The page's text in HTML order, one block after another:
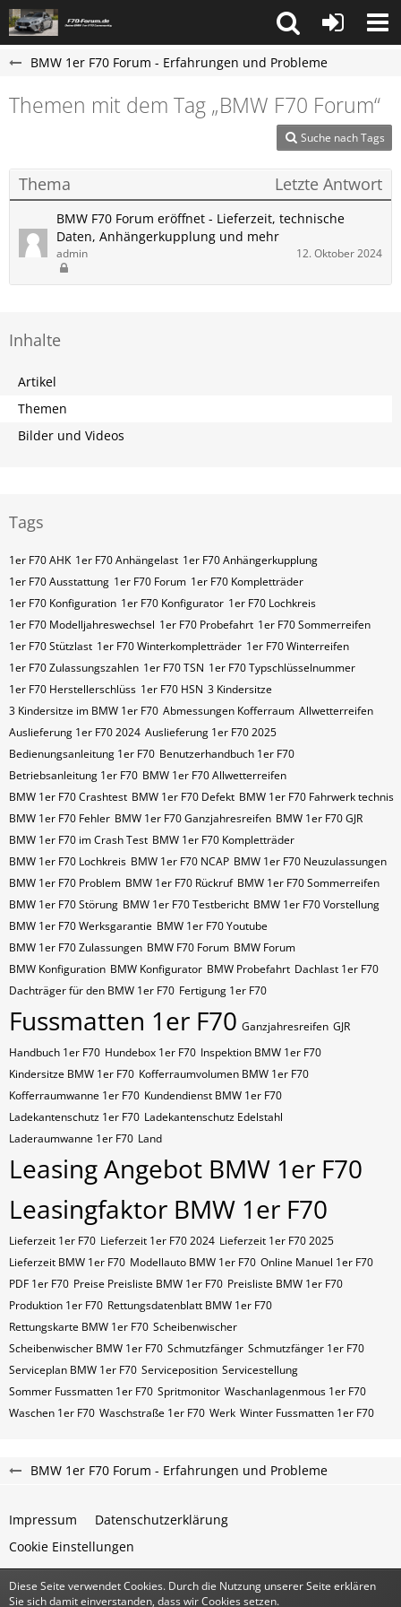
BMW 1er F70 Forum - Erfahrungen und Probleme
Themen mit dem Tag „BMW F70 Forum“
Suche nach Tags
Thema Letzte Antwort
BMW F70 Forum eröffnet - Lieferzeit, technische
Daten, Anhängerkupplung und mehr
admin 12. Oktober 2024
Inhalte
Artikel
Themen
Bilder und Videos
Tags
1er F70 AHK 1er F70 Anhängelast 1er F70 Anhängerkupplung
1er F70 Ausstattung 1er F70 Forum 1er F70 Kompletträder
1er F70 Konfiguration 1er F70 Konfigurator 1er F70 Lochkreis
1er F70 Modelljahreswechsel 1er F70 Probefahrt 1er F70 Sommerreifen
1er F70 Stützlast 1er F70 Winterkompletträder 1er F70 Winterreifen
1er F70 Zulassungszahlen 1er F70​​​​ TSN 1er F70​​​​ Typschlüsselnummer
1er F70​​​​​ Herstellerschlüss 1er F70​​​​​ HSN 3 Kindersitze
3 Kindersitze im BMW 1er F70 Abmessungen Kofferraum Allwetterreifen
Auslieferung 1er F70 2024 Auslieferung 1er F70 2025
Bedienungsanleitung 1er F70 Benutzerhandbuch 1er F70
Betriebsanleitung 1er F70 BMW 1er F70 Allwetterreifen
BMW 1er F70 Crashtest BMW 1er F70 Defekt BMW 1er F70 Fahrwerk technis
BMW 1er F70 Fehler BMW 1er F70 Ganzjahresreifen BMW 1er F70 GJR
BMW 1er F70 im Crash Test BMW 1er F70 Kompletträder
BMW 1er F70 Lochkreis BMW 1er F70 NCAP BMW 1er F70 Neuzulassungen
BMW 1er F70 Problem BMW 1er F70 Rückruf BMW 1er F70 Sommerreifen
BMW 1er F70 Störung BMW 1er F70 Testbericht BMW 1er F70 Vorstellung
BMW 1er F70 Werksgarantie BMW 1er F70 Youtube
BMW 1er F70 Zulassungen BMW F70 Forum BMW Forum
BMW Konfiguration BMW Konfigurator BMW Probefahrt Dachlast 1er F70
Dachträger für den BMW 1er F70 Fertigung 1er F70
Fussmatten 1er F70 Ganzjahresreifen GJR
Handbuch 1er F70 Hundebox 1er F70 Inspektion BMW 1er F70
Kindersitze BMW 1er F70 Kofferraumvolumen BMW 1er F70
Kofferraumwanne 1er F70 Kundendienst BMW 1er F70
Ladekantenschutz 1er F70 Ladekantenschutz Edelstahl
Laderaumwanne 1er F70 Land
Leasing Angebot BMW 1er F70
Leasingfaktor BMW 1er F70
Lieferzeit 1er F70 Lieferzeit 1er F70 2024 Lieferzeit 1er F70 2025
Lieferzeit BMW 1er F70 Modellauto BMW 1er F70 Online Manuel 1er F70
PDF 1er F70 Preise Preisliste BMW 1er F70 Preisliste BMW 1er F70
Produktion 1er F70 Rettungsdatenblatt BMW 1er F70
Rettungskarte BMW 1er F70 Scheibenwischer
Scheibenwischer BMW​ 1er F70 Schmutzfänger Schmutzfänger 1er F70
Serviceplan BMW 1er F70 Serviceposition Servicestellung
Sommer Fussmatten 1er F70 Spritmonitor Waschanlagenmous 1er F70
Waschen 1er F70 Waschstraße 1er F70 Werk Winter Fussmatten 1er F70
BMW 1er F70 Forum - Erfahrungen und Probleme
Impressum
Datenschutzerklärung
Cookie Einstellungen
Community-Software:WoltLab Suite™
Diese Seite verwendet Cookies. Durch die Nutzung unserer Seite erklären
Sie sich damit einverstanden, dass wir Cookies setzen.